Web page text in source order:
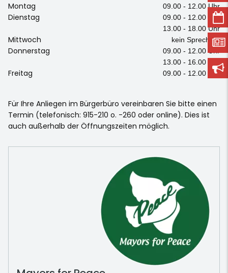
Montag 09.00 - 12.00 Uhr
Dienstag
09.00 - 12.00 Uhr
13.00 - 18.00 Uhr
Mittwoch kein Sprechtag
Donnerstag
09.00 - 12.00 Uhr
13.00 - 16.00 Uhr
Freitag 09.00 - 12.00 Uhr
Für Ihre Anliegen im Bürgerbüro vereinbaren Sie bitte einen
Termin (telefonisch: 915-210 o. -260 oder online). Dies ist
auch außerhalb der Öffnungszeiten möglich.